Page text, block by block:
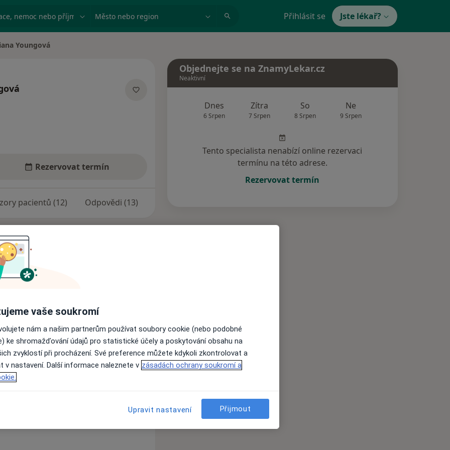
nemoc nebo příjmení Město nebo region Přihlásit se Jste lékař?
Youngová
Rezervovat termín
pacientů (12) Odpovědi (13)
Karlovy v Praze Motole v roce
Praze. V roce 2000 jsem
oboru všeobecné lékařství.
v Praze Karlíně u doc. Seiferta
Univerzity Karlovy na katedře
kurzů pro všeobecné
Objednejte se na ZnamyLekar.cz
Neaktivní
Dnes
6 Srpen
Zítra
7 Srpen
So
8 Srpen
Ne
9 Srpen
Tento specialista nenabízí online rezervaci
termínu na této adrese.
Rezervovat termín
vaše soukromí
nám a našim partnerům používat soubory cookie (nebo podobné
ke shromažďování údajů pro statistické účely a poskytování obsahu na
zvyklostí při procházení. Své preference můžete kdykoli zkontrolovat a
v nastavení. Další informace naleznete v zásadách ochrany soukromí a
Upravit nastavení Přijmout